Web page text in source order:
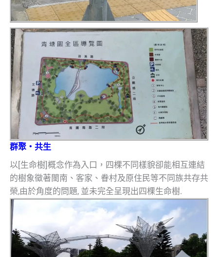
群聚‧共生
以[生命樹]概念作為入口，四棵不同樣貌卻能相互連結
的樹象徵著閩南、客家、眷村及原住民等不同族共存共
榮,由於角度的問題, 並未完全呈現出四棵生命樹.